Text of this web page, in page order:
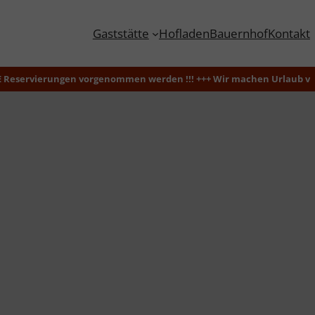
Gaststätte HofladenBauernhofKontakt
werden !!! +++ Wir machen Urlaub vom 24.08.2026 –